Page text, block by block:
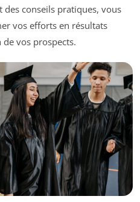
des conseils pratiques, vous
vos efforts en résultats
de vos prospects.